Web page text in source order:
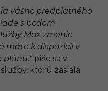
vášho predplatného
s bodom
Max zmenia
máte k dispozícii v
plánu,“ píše sa v
ktorú zaslala